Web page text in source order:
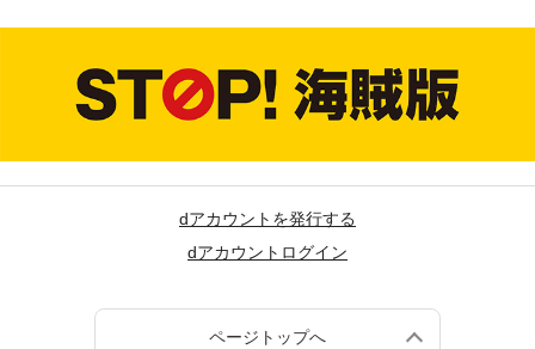
dアカウントを発行する
dアカウントログイン
ページトップへ